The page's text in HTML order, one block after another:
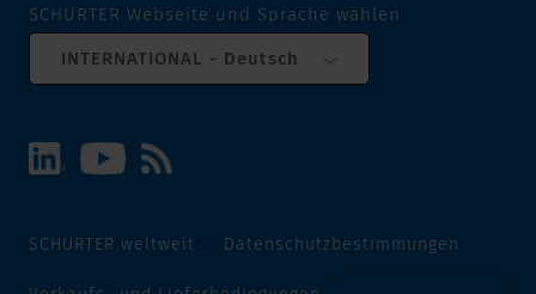
SCHURTER Webseite und Sprache wählen
INTERNATIONAL - Deutsch
SCHURTER weltweit Datenschutzbestimmungen